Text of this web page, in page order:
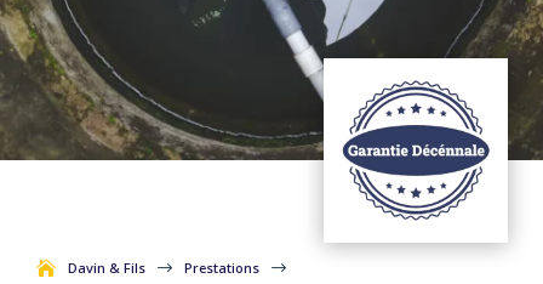
DEMANDEZ UN DEVIS
Davin & Fils $ Prestations $